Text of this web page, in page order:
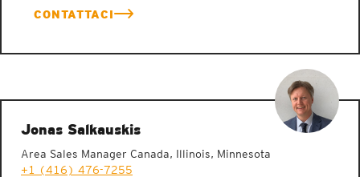
CONTATTACI
Jonas Salkauskis
Area Sales Manager Canada, Illinois, Minnesota
+1 (416) 476-7255